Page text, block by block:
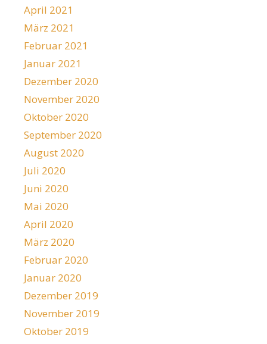
April 2021
März 2021
Februar 2021
Januar 2021
Dezember 2020
November 2020
Oktober 2020
September 2020
August 2020
Juli 2020
Juni 2020
Mai 2020
April 2020
März 2020
Februar 2020
Januar 2020
Dezember 2019
November 2019
Oktober 2019